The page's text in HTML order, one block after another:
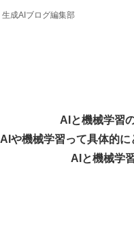
生成AIブログ編集部
AIと機械学習
AIや機械学習って具体的
AIと機械学